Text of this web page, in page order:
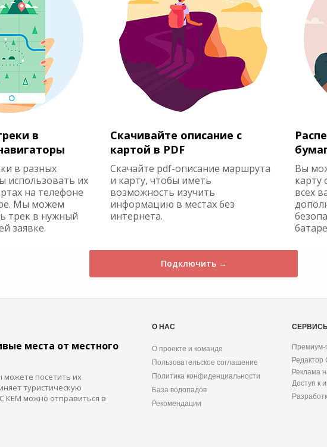
в
в разных
использовать их
на телефоне
Мы можем
трек в нужный
заявке.
Скачивайте описание с
картой в PDF
Скачайте pdf-описание маршрута
и карту, чтобы иметь
возможность изучить
информацию в местах без
интернета.
Вы
карту
всех
Подключить →
места от местного
можете посетить их
туристическую
КЕМ можно отправиться в
О НАС
О проекте и команде
Пользовательское соглашение
Политика конфиденциальности
База водопадов
Рекомендации
Премиум-
Редактор
Реклама
Доступ к